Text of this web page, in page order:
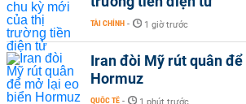
TÀI CHÍNH - 1 giờ trước
Iran đòi Mỹ rút quân
Hormuz
QUỐC TẾ -